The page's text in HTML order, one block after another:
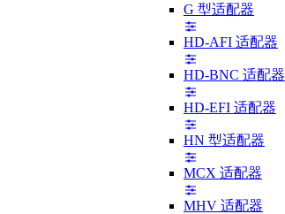
G 型适配器
HD-AFI 适配器
HD-BNC 适配器
HD-EFI 适配器
HN 型适配器
MCX 适配器
MHV 适配器